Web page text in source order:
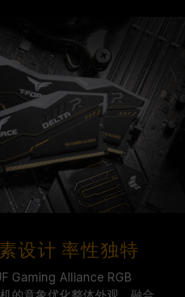
素设计 率性独特
Gaming Alliance RGB